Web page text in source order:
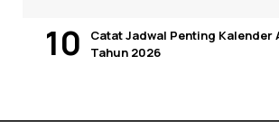
Catat Jadwal Penting Kalender
Tahun 2026